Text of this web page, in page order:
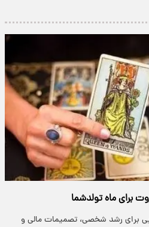
برای ماه تولدشما
برای رشد شخصی، تصمیمات مالی و